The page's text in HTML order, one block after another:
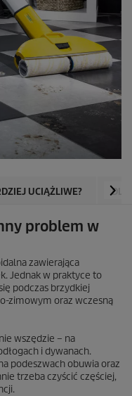
UCIĄŻLIWE?
problem w
zawierająca
Jednak w praktyce to
podczas brzydkiej
zimowym oraz wczesną
wszędzie – na
i dywanach.
podeszwach obuwia oraz
trzeba czyścić częściej,